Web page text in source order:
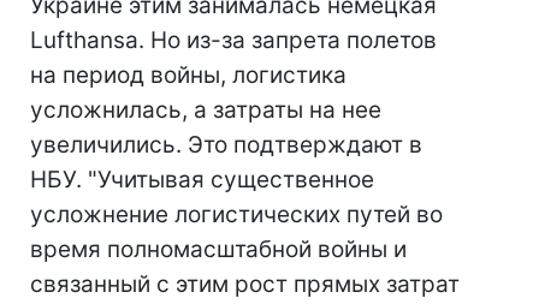
Украине этим занималась немецкая
Lufthansa. Но из-за запрета полетов
на период войны, логистика
усложнилась, а затраты на нее
увеличились. Это подтверждают в
НБУ. "Учитывая существенное
усложнение логистических путей во
время полномасштабной войны и
связанный с этим рост прямых затрат